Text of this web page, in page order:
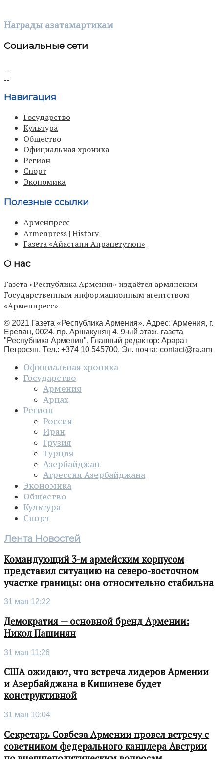
Награды азатамартикам
Социальные сети
Навигация
Государство
Культура
Общество
Официальная хроника
Регион
Спорт
Экономика
Полезные ссылки
Арменпресс
Armenpress | History
Газета «Айастани Анрапетутюн»
О нас
Газета «Республика Армения» издаётся армянским
Государственным информационным агентством
«Арменпресс».
© 2021 Газета «Республика Армения». Адрес: Армения, г.
Ереван, 0024, пр. Аршакуняц 4, 9-ый этаж, газета
"Республика Армения", Главный редактор: Арарат
Петросян, Тел.: +374 10 545700, Эл. почта: contact@ra.am
Официальная хроника
Государство
Армения
Арцах
Регион
Россия
Иран
Грузия
Турция
Азербайджан
Агрессия Азербайджана
Экономика
Общество
Культура
Спорт
Лента Новостей
Командующий 3-м армейским корпусом
представил ситуацию на северо-восточном
участке границы: она относительно стабильна
31 мая 12:22
Демократия — основной бренд Армении:
Никол Пашинян
31 мая 11:26
США ожидают, что встреча лидеров Армении
и Азербайджана в Кишиневе будет
конструктивной
31 мая 10:04
Секретарь Совбеза Армении провел встречу с
советником федерального канцлера Австрии